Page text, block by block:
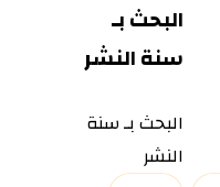
البحث بـ
سنة النشر
البحث بـ سنة
النشر